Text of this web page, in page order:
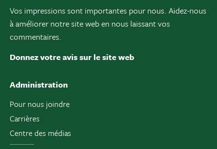
Vos impressions sont importantes pour nous. Aidez-nous
à améliorer notre site web en nous laissant vos
commentaires.
Donnez votre avis sur le site web
Administration
Pour nous joindre
Carrières
Centre des médias